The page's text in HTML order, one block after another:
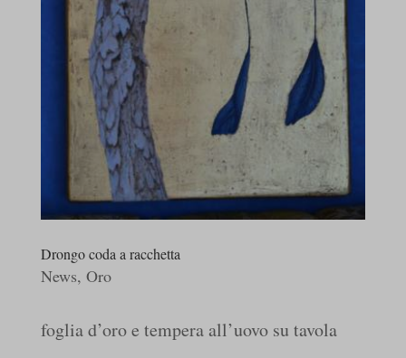
Drongo coda a racchetta
News, Oro
foglia d’oro e tempera all’uovo su tavola